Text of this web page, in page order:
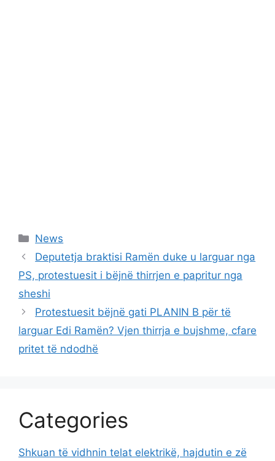
Categories
News
Deputetja braktisi Ramën duke u larguar nga
PS, protestuesit i bëjnë thirrjen e papritur nga
sheshi
Protestuesit bëjnë gati PLANIN B për të
larguar Edi Ramën? Vjen thirrja e bujshme, cfare
pritet të ndodhë
Categories
Shkuan të vidhnin telat elektrikë, hajdutin e zë